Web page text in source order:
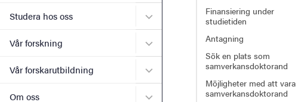
Studera hos oss Undermeny för Studera hos oss
Vår forskning Undermeny för Vår forskning
Vår forskarutbildning Undermeny för Vår forskarutbildning
Om oss Undermeny för Om oss
Finansiering under
studietiden
Antagning
Sök en plats som
samverkansdoktorand
Möjligheter med att vara
samverkansdoktorand